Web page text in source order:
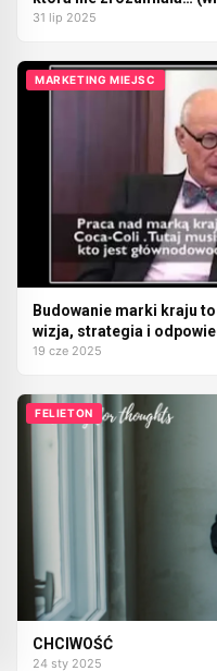
31 lip 2025
MARKETING MIEJSC
Budowanie marki kraju
wizja, strategia i
19 cze 2025
FELIETON
CHCIWOŚĆ
24 sty 2025